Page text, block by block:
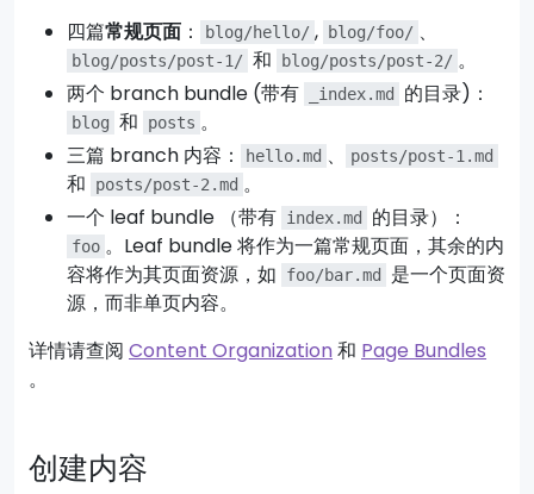
12
│   └── post-2.md
四篇常规页面 ： blog/hello/ , blog/foo/ 、
blog/posts/post-1/ 和 blog/posts/post-2/ 。
两个 branch bundle (带有
_index.md 的目录)：
blog 和 posts 。
三篇 branch 内容：
hello.md 、 posts/post-1.md
和 posts/post-2.md 。
一个 leaf bundle （带有 index.md 的目录）：
foo 。Leaf bundle 将作为一篇常规页面，其余的内
容将作为其页面资源，如
foo/bar.md
是一个页面资
源，而非单页内容。
详情请查阅 Content Organization和 Page Bundles
。
创建内容